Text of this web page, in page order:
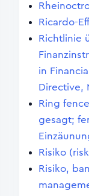
Ricardo-
Richtlinie
in
Directive,
Ring
gesagt;
Risiko
Risiko,